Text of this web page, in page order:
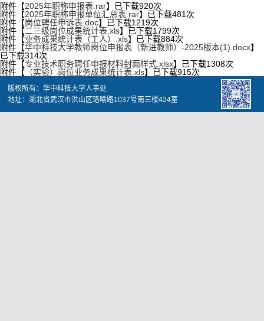
附件【2025年职称申报表.rar】已下载920次
附件【2025年职称申报单位汇总表.rar】已下载481 次
附件【岗位聘任申诉表.doc】已下载1219次
附件【二三级岗位成果统计表.xls】已下载1799次
附件【业务成果统计表（工人）.xls】已下载884次
附件【华中科技大学教师岗位申报表（新进教师）-2025版本(1).docx】
已下载314次
附件【专业技术职务聘任申报材料封面样式.xlsx】已下载1308次
附件【 （实验）岗位业务成果统计表.xls】已下载915次
版权所有：华中科技大学人事处
地址：湖北省武汉市洪山区珞喻路1037号南三楼424室